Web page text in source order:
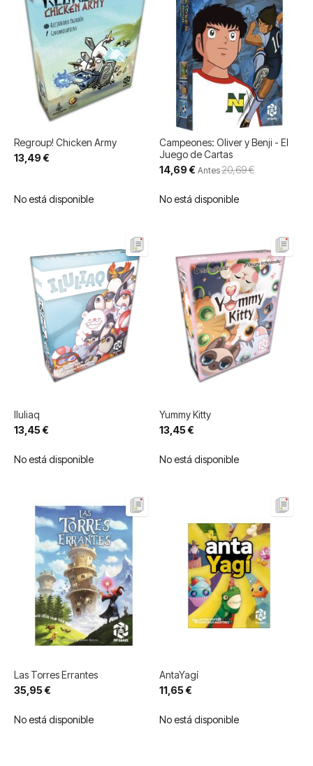
Regroup! Chicken Army
13,49 €
No está disponible
Campeones: Oliver y Benji - El
Juego de Cartas
Precio
especial
14,69 € Antes20,69 €
No está disponible
Iluliaq
13,45 €
No está disponible
Yummy Kitty
13,45 €
No está disponible
Las Torres Errantes
35,95 €
No está disponible
AntaYagí
11,65 €
No está disponible